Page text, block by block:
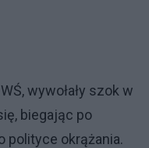
wywołały szok w
biegając po
polityce okrążania.